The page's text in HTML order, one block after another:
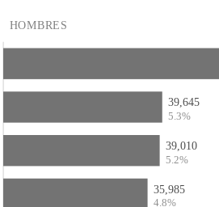
HOMBRES
39,645
5.3%
39,010
5.2%
35,985
4.8%